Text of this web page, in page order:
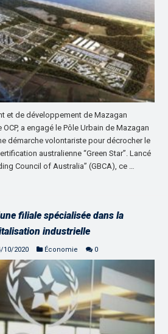
et de développement de Mazagan
a engagé le Pôle Urbain de Mazagan
démarche volontariste pour décrocher le
australienne “Green Star”. Lancé
Council of Australia” (GBCA), ce …
filiale spécialisée dans la
industrielle
10/2020 Économie 0